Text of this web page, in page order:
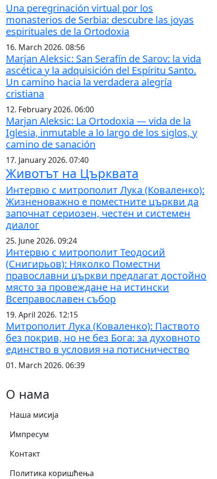
Una peregrinación virtual por los
monasterios de Serbia: descubre las joyas
espirituales de la Ortodoxia
16. March 2026. 08:56
Marjan Aleksic: San Serafín de Sarov: la vida
ascética y la adquisición del Espíritu Santo.
Un camino hacia la verdadera alegría
cristiana
12. February 2026. 06:00
Marjan Aleksic: La Ortodoxia — vida de la
Iglesia, inmutable a lo largo de los siglos, y
camino de sanación
17. January 2026. 07:40
Животът на Църквата
Интервю с митрополит Лука (Коваленко):
Жизненоважно е поместните църкви да
започнат сериозен, честен и системен
диалог
25. June 2026. 09:24
Интервю с митрополит Теодосий
(Снигирьов): Няколко Поместни
православни църкви предлагат достойно
място за провеждане на истински
Всеправославен събор
19. April 2026. 12:15
Митрополит Лука (Коваленко): Паството
без покрив, но не без Бога: за духовното
единство в условия на потисничество
01. March 2026. 06:39
О нама
Наша мисија
Импресум
Контакт
Политика коришћења